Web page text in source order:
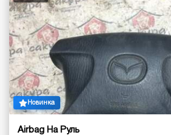
Новинка
Airbag На Руль